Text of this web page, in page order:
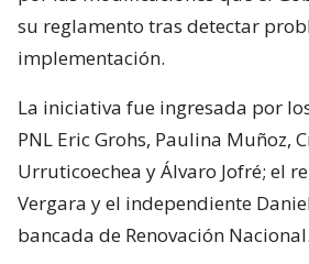
su reglamento tras detectar
implementación.
La iniciativa fue ingresada por
PNL Eric Grohs, Paulina Muñoz,
Urruticoechea y Álvaro Jofré; el
Vergara y el independiente
bancada de Renovación Nacional.